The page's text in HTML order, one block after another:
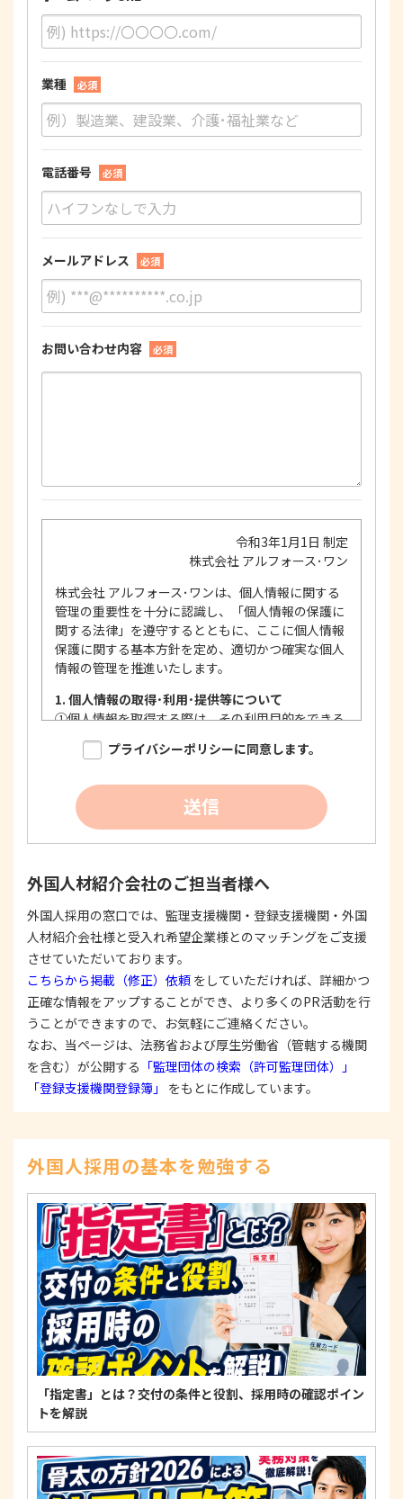
業種 必須
電話番号 必須
メールアドレス 必須
お問い合わせ内容 必須
令和3年1月1日 制定
株式会社 アルフォース･ワン
株式会社 アルフォース･ワンは、個人情報に関する
管理の重要性を十分に認識し、「個人情報の保護に
関する法律」を遵守するとともに、ここに個人情報
保護に関する基本方針を定め、適切かつ確実な個人
情報の管理を推進いたします。
1. 個人情報の取得･利用･提供等について
①個人情報を取得する際は、その利用目的をできる
限り明確に特定し、その目的達成に必要な限度に
おいて適法かつ公正な手段を用い、同意を得て取
個人情報を利用する際は、本人に明示、通知、ま
たは公表した利用目的の範囲内に限定し、それに
反する目的外利用を行なわないための措置を講じ
する際は、本人が同意を与えた利用目的の範囲内
で、適法にこれを行います。
2. 安全対策の実施について
個人情報の正確性およびその利用の安全性を確保す
るため、情報セキュリティ対策を始めとする安全措
置を構築し、個人情報への不正アクセス、個人情報
の漏洩、滅失または毀損等の的確な防止とセキュリ
ティの是正に努めます。
3. 苦情および相談等に対する適正な対応について
本人からの苦情および相談があった場合には、適切
示、訂正、削除、または利用もしくは提供の停止等
を求められたときは、適法かつ遅滞なく応じます。
4. 法令・指針・規範の遵守について
適正な個人情報保護の実現のため、個人情報の取扱
いに関する法令、国が定める指針およびその他の規
範を遵守します。
個人情報に関するお問い合わせ窓口
〒125-0061東京都葛飾区亀有3-21-11 藍ビル202
TEL：0120-550-580
株式会社 アルフォース･ワン 個人情報保護担当
プライバシーポリシーに同意します。
送信
外国人材紹介会社のご担当者様へ
外国人採用の窓口では、監理支援機関・登録支援機関・外国
人材紹介会社様と受入れ希望企業様とのマッチングをご支援
させていただいております。
こちらから掲載（修正）依頼 をしていただければ、詳細かつ
正確な情報をアップすることができ、より多くのPR活動を行
うことができますので、お気軽にご連絡ください。
なお、当ページは、法務省および厚生労働省（管轄する機関
を含む）が公開する 「監理団体の検索（許可監理団体）」
「登録支援機関登録簿」
をもとに作成しています。
外国人採用の基本を勉強する
「指定書」とは？交付の条件と役割、採用時の確認ポイン
トを解説